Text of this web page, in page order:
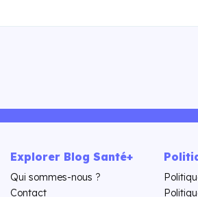
Explorer Blog Santé+
Qui sommes-nous ?
Contact